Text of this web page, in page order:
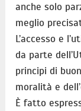
anche solo
meglio
L’accesso e
da parte
principi di
moralità e
È fatto